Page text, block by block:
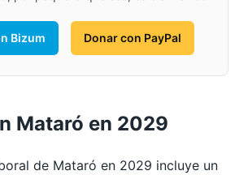
Bizum Donar con PayPal
Mataró en 2029
de Mataró en 2029 incluye un